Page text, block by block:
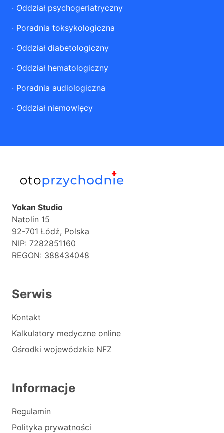
· Oddział psychogeriatryczny
· Poradnia toksykologiczna
· Oddział diabetologiczny
· Oddział hematologiczny
· Poradnia audiologiczna
· Oddział niemowlęcy
Yokan Studio
Natolin 15
92-701 Łódź, Polska
NIP: 7282851160
REGON: 388434048
Serwis
Kontakt
Kalkulatory medyczne online
Ośrodki wojewódzkie NFZ
Informacje
Regulamin
Polityka prywatności